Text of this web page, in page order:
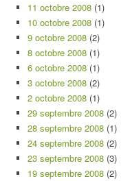
11 octobre 2008 (1)
10 octobre 2008 (1)
9 octobre 2008 (2)
8 octobre 2008 (1)
6 octobre 2008 (1)
3 octobre 2008 (2)
2 octobre 2008 (1)
29 septembre 2008 (2)
28 septembre 2008 (1)
24 septembre 2008 (2)
23 septembre 2008 (3)
19 septembre 2008 (2)